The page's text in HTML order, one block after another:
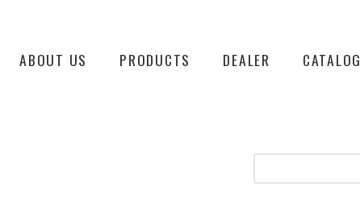
ABOUT US PRODUCTS DEALER CATALOG